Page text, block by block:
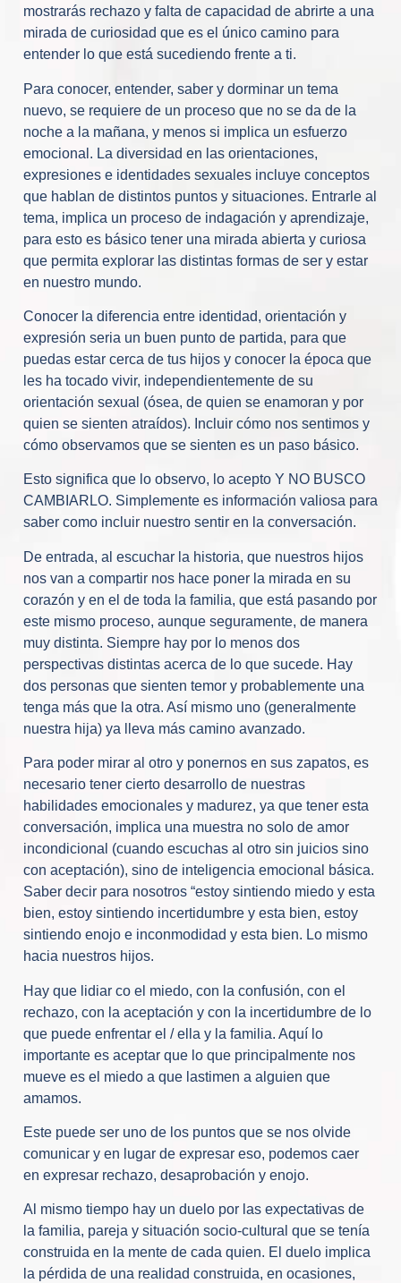
mostrarás rechazo y falta de capacidad de abrirte a una
mirada de curiosidad que es el único camino para
entender lo que está sucediendo frente a ti.
Para conocer, entender, saber y dorminar un tema
nuevo, se requiere de un proceso que no se da de la
noche a la mañana, y menos si implica un esfuerzo
emocional. La diversidad en las orientaciones,
expresiones e identidades sexuales incluye conceptos
que hablan de distintos puntos y situaciones. Entrarle al
tema, implica un proceso de indagación y aprendizaje,
para esto es básico tener una mirada abierta y curiosa
que permita explorar las distintas formas de ser y estar
en nuestro mundo.
Conocer la diferencia entre identidad, orientación y
expresión seria un buen punto de partida, para que
puedas estar cerca de tus hijos y conocer la época que
les ha tocado vivir, independientemente de su
orientación sexual (ósea, de quien se enamoran y por
quien se sienten atraídos). Incluir cómo nos sentimos y
cómo observamos que se sienten es un paso básico.
Esto significa que lo observo, lo acepto Y NO BUSCO
CAMBIARLO. Simplemente es información valiosa para
saber como incluir nuestro sentir en la conversación.
De entrada, al escuchar la historia, que nuestros hijos
nos van a compartir nos hace poner la mirada en su
corazón y en el de toda la familia, que está pasando por
este mismo proceso, aunque seguramente, de manera
muy distinta. Siempre hay por lo menos dos
perspectivas distintas acerca de lo que sucede. Hay
dos personas que sienten temor y probablemente una
tenga más que la otra. Así mismo uno (generalmente
nuestra hija) ya lleva más camino avanzado.
Para poder mirar al otro y ponernos en sus zapatos, es
necesario tener cierto desarrollo de nuestras
habilidades emocionales y madurez, ya que tener esta
conversación, implica una muestra no solo de amor
incondicional (cuando escuchas al otro sin juicios sino
con aceptación), sino de inteligencia emocional básica.
Saber decir para nosotros “estoy sintiendo miedo y esta
bien, estoy sintiendo incertidumbre y esta bien, estoy
sintiendo enojo e inconmodidad y esta bien. Lo mismo
hacia nuestros hijos.
Hay que lidiar co el miedo, con la confusión, con el
rechazo, con la aceptación y con la incertidumbre de lo
que puede enfrentar el / ella y la familia. Aquí lo
importante es aceptar que lo que principalmente nos
mueve es el miedo a que lastimen a alguien que
amamos.
Este puede ser uno de los puntos que se nos olvide
comunicar y en lugar de expresar eso, podemos caer
en expresar rechazo, desaprobación y enojo.
Al mismo tiempo hay un duelo por las expectativas de
la familia, pareja y situación socio-cultural que se tenía
construida en la mente de cada quien. El duelo implica
la pérdida de una realidad construida, en ocasiones,